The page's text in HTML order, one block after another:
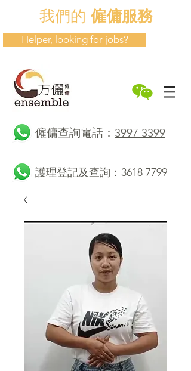
我們的僱傭服務
Helper, looking for jobs?
​僱傭查詢電話： 3997 3399
護理登記及查詢： 3618 7799